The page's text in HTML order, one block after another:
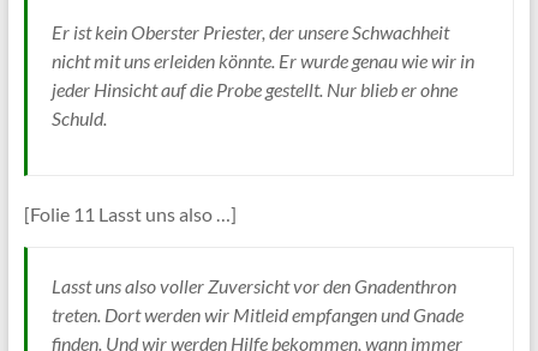
Er ist kein Oberster Priester, der unsere Schwachheit
nicht mit uns erleiden könnte. Er wurde genau wie wir in
jeder Hinsicht auf die Probe gestellt. Nur blieb er ohne
Schuld.
[Folie 11 Lasst uns also …]
Lasst uns also voller Zuversicht vor den Gnadenthron
treten. Dort werden wir Mitleid empfangen und Gnade
finden. Und wir werden Hilfe bekommen, wann immer